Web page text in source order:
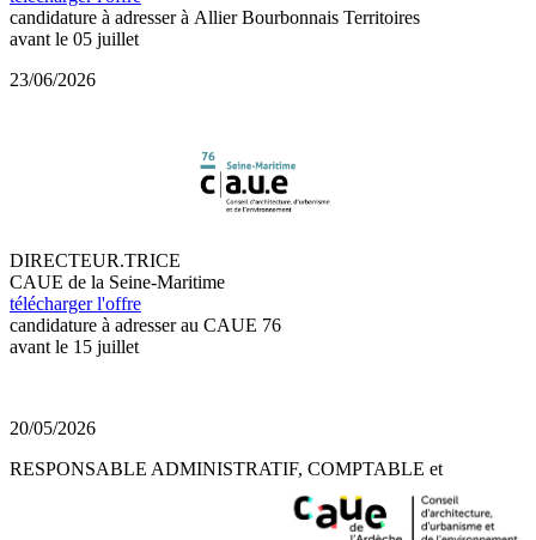
candidature à adresser à Allier Bourbonnais Territoires
avant le 05 juillet
23/06/2026
DIRECTEUR.TRICE
CAUE de la Seine-Maritime
télécharger l'offre
candidature à adresser au CAUE 76
avant le 15 juillet
20/05/2026
RESPONSABLE ADMINISTRATIF, COMPTABLE et